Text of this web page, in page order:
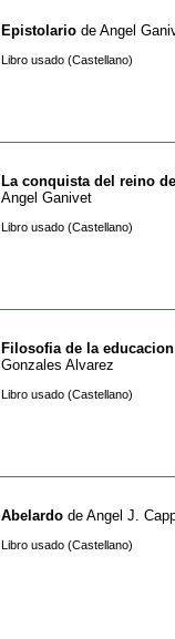
Epistolario de Angel
Libro usado (Castellano)
La conquista del reino
Angel Ganivet
Libro usado (Castellano)
Filosofia de la educacion
Gonzales Alvarez
Libro usado (Castellano)
Abelardo de Angel J.
Libro usado (Castellano)